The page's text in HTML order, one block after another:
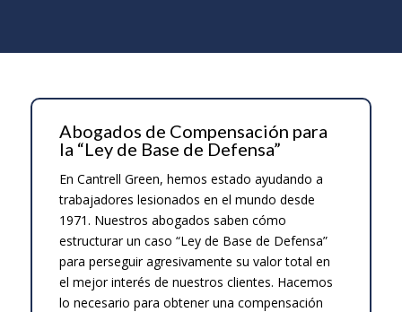
Abogados de Compensación para
la “Ley de Base de Defensa”
En Cantrell Green, hemos estado ayudando a
trabajadores lesionados en el mundo desde
1971. Nuestros abogados saben cómo
estructurar un caso “Ley de Base de Defensa”
para perseguir agresivamente su valor total en
el mejor interés de nuestros clientes. Hacemos
lo necesario para obtener una compensación